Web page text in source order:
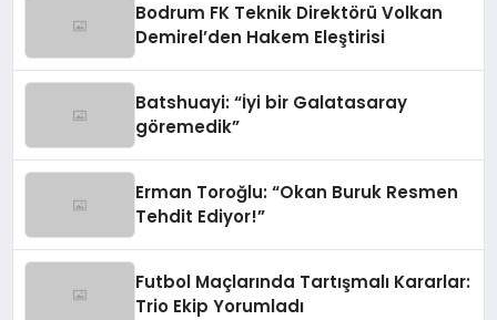
Bodrum FK Teknik Direktörü Volkan
Demirel’den Hakem Eleştirisi
Batshuayi: “İyi bir Galatasaray
göremedik”
Erman Toroğlu: “Okan Buruk Resmen
Tehdit Ediyor!”
Futbol Maçlarında Tartışmalı Kararlar:
Trio Ekip Yorumladı